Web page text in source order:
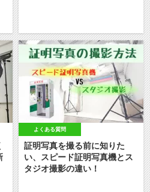
よくある質問
証明写真を撮る前に知りた
い、スピード証明写真機とス
タジオ撮影の違い！